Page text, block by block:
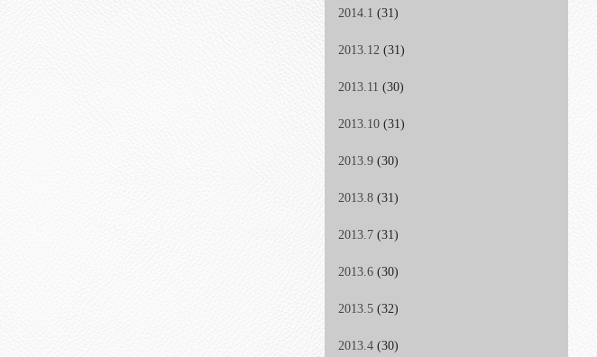
2014.1 (31)
2013.12 (31)
2013.11 (30)
2013.10 (31)
2013.9 (30)
2013.8 (31)
2013.7 (31)
2013.6 (30)
2013.5 (32)
2013.4 (30)